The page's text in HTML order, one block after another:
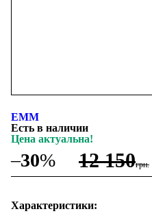
ЕММ
Есть в наличии
Цена актуальна!
–30% 12 150грн.
Характеристики: